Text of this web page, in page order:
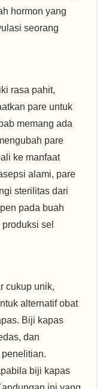
hormon yang
seorang
rasa pahit,
pare untuk
memang ada
pare
ke manfaat
alami, pare
sterilitas dari
pada buah
sel
cukup unik,
alternatif obat
Biji kapas
dan
biji kapas